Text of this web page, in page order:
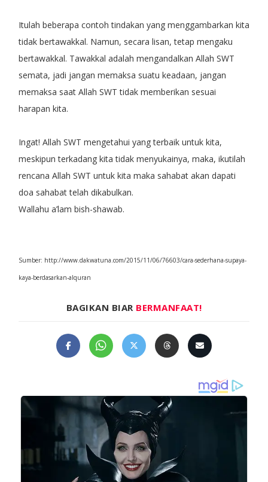
Itulah beberapa contoh tindakan yang menggambarkan kita
tidak bertawakkal. Namun, secara lisan, tetap mengaku
bertawakkal. Tawakkal adalah mengandalkan Allah SWT
semata, jadi jangan memaksa suatu keadaan, jangan
memaksa saat Allah SWT tidak memberikan sesuai
harapan kita.
Ingat! Allah SWT mengetahui yang terbaik untuk kita,
meskipun terkadang kita tidak menyukainya, maka, ikutilah
rencana Allah SWT untuk kita maka sahabat akan dapati
doa sahabat telah dikabulkan.
Wallahu a’lam bish-shawab.
Sumber: http://www.dakwatuna.com/2015/11/06/76603/cara-sederhana-supaya-
kaya-berdasarkan-alquran
BAGIKAN BIAR BERMANFAAT!